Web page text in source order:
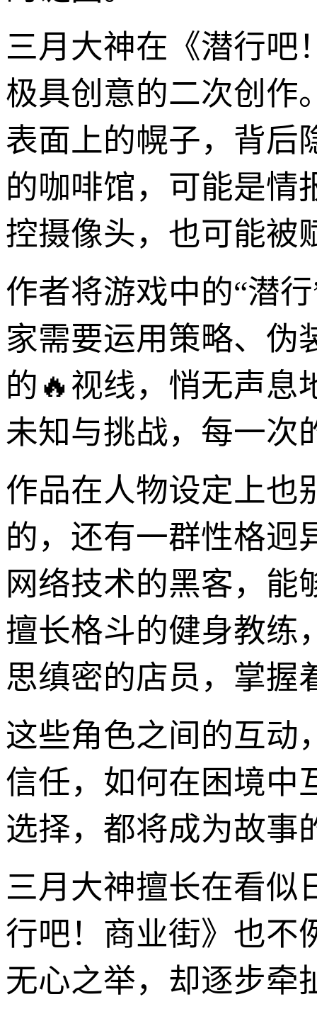
三月大神在《潜行吧
极具创意的二次创作
表面上的幌子，背后
的咖啡馆，可能是情
控摄像头，也可能被
作者将游戏中的“潜
家需要运用策略、伪
的🔥视线，悄无声息
未知与挑战，每一次
作品在人物设定上也
的，还有一群性格迥
网络技术的黑客，能
擅长格斗的健身教练
思缜密的店员，掌握
这些角色之间的互动
信任，如何在困境中
选择，都将成为故事
三月大神擅长在看似
行吧！商业街》也不
无心之举，却逐步牵